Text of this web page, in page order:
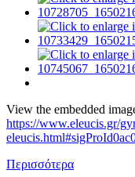
View the embedded
https://www.eleucis.gr/
Περισσότερα